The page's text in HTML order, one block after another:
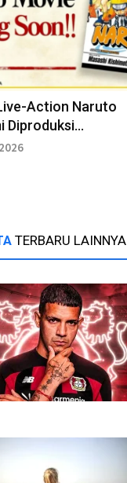
Action Naruto
Diproduksi
Buka Audisi
TERBARU LAINNYA